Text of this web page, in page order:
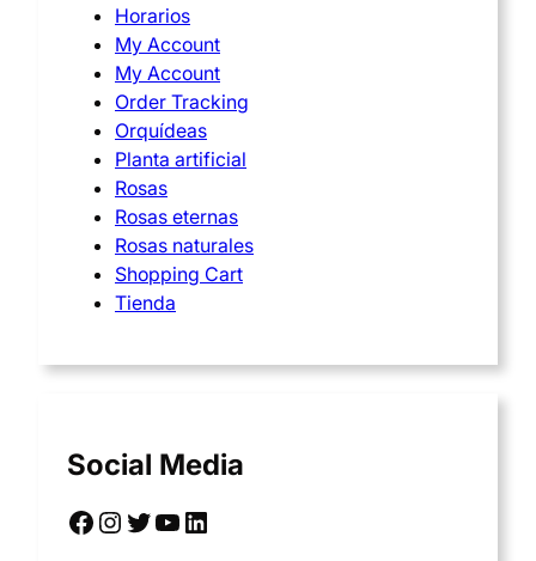
Horarios
My Account
My Account
Order Tracking
Orquídeas
Planta artificial
Rosas
Rosas eternas
Rosas naturales
Shopping Cart
Tienda
Social Media
Facebook Instagram Twitter YouTube LinkedIn